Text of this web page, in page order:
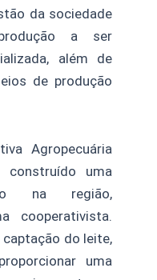
da sociedade
a ser
além de
de produção
Agropecuária
uma
na região,
cooperativista.
do leite,
uma